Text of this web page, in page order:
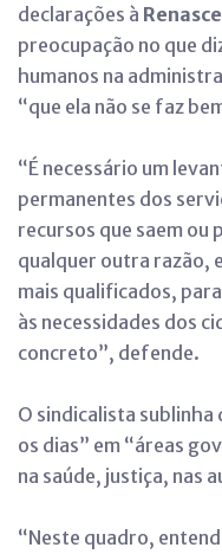
declarações à
preocupação no que
humanos na
“que ela não se faz
“É necessário um
permanentes dos
recursos que saem ou
qualquer outra razão,
mais qualificados,
às necessidades dos
concreto”, defende.
O sindicalista
os dias” em “áreas
na saúde, justiça, nas
“Neste quadro,